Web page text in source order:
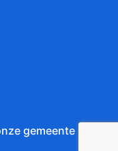
gemeente